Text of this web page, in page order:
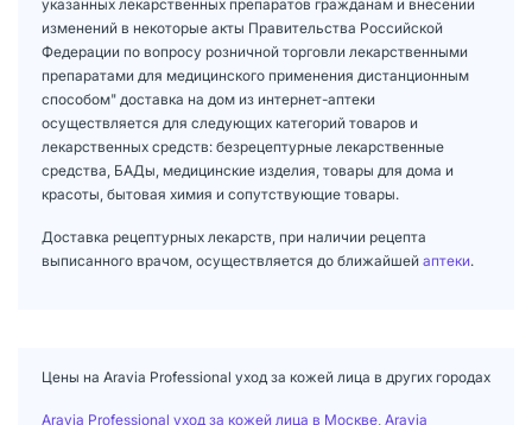
указанных лекарственных препаратов гражданам и внесении
изменений в некоторые акты Правительства Российской
Федерации по вопросу розничной торговли лекарственными
препаратами для медицинского применения дистанционным
способом" доставка на дом из интернет-аптеки
осуществляется для следующих категорий товаров и
лекарственных средств: безрецептурные лекарственные
средства, БАДы, медицинские изделия, товары для дома и
красоты, бытовая химия и сопутствующие товары.
Доставка рецептурных лекарств, при наличии рецепта
выписанного врачом, осуществляется до ближайшей аптеки.
Цены на Aravia Professional уход за кожей лица в других городах
Aravia Professional уход за кожей лица в Москве Aravia